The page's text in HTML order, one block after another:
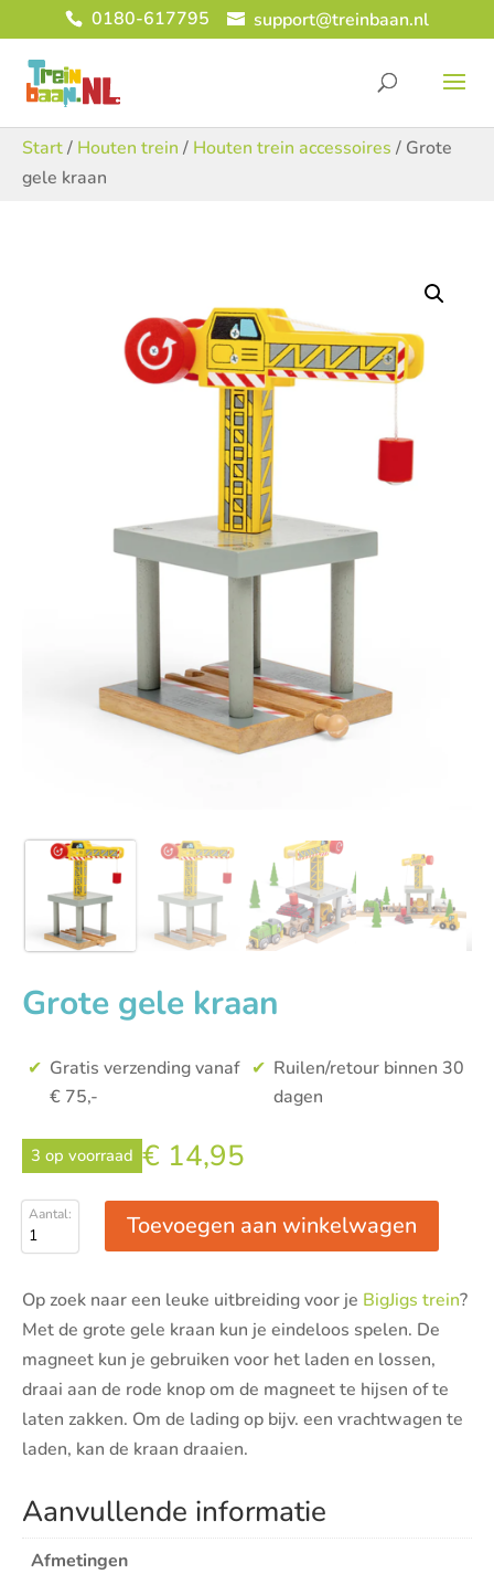
0180-617795 support@treinbaan.nl
Start/ Houten trein / Houten trein accessoires / Grote
gele kraan
Grote gele kraan
Gratis verzending vanaf
€ 75,-
Ruilen/retour binnen 30
dagen
3 op voorraad € 14,95
Grote
kraan
aantal
Toevoegen aan winkelwagen
Op zoek naar een leuke uitbreiding voor je BigJigs trein?
Met de grote gele kraan kun je eindeloos spelen. De
magneet kun je gebruiken voor het laden en lossen,
draai aan de rode knop om de magneet te hijsen of te
laten zakken. Om de lading op bijv. een vrachtwagen te
laden, kan de kraan draaien.
Aanvullende informatie
Afmetingen